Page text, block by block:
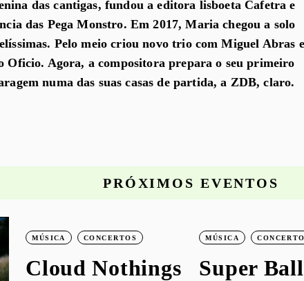
das cantigas, fundou a editora lisboeta Cafetra e
das Pega Monstro. Em 2017, Maria chegou a solo
Pelo meio criou novo trio com Miguel Abras e
Oficio. Agora, a compositora prepara o seu primeiro
numa das suas casas de partida, a ZDB, claro.
PRÓXIMOS EVENTOS
MÚSICA CONCERTOS
Cloud Nothings
MÚSICA
Super